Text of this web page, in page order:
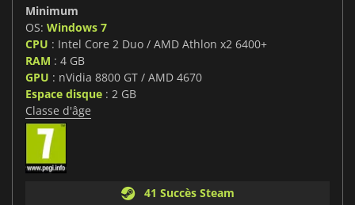
Minimum
OS: Windows 7
CPU : Intel Core 2 Duo / AMD Athlon x2 6400+
RAM : 4 GB
GPU : nVidia 8800 GT / AMD 4670
Espace disque : 2 GB
Classe d'âge
41 Succès Steam